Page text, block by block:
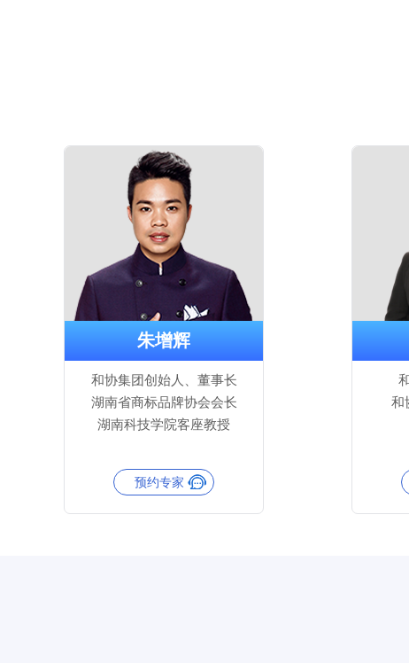
朱增辉
和协集团创始人、董事长
湖南省商标品牌协会会长
湖南科技学院客座教授
预约专家
和